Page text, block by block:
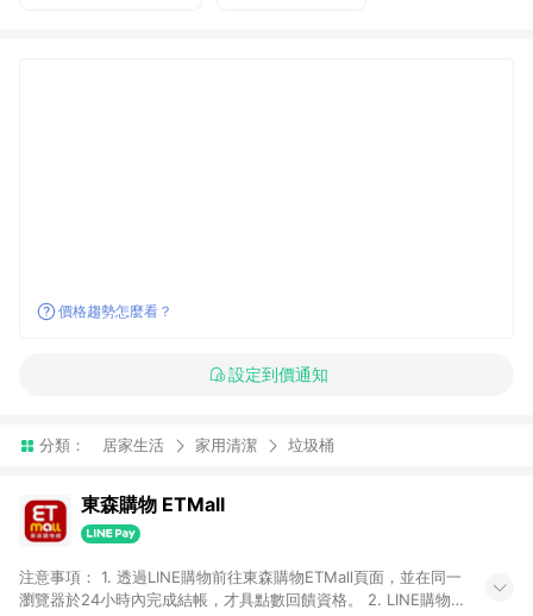
價格趨勢怎麼看？
設定到價通知
分類： 居家生活 家用清潔 垃圾桶
東森購物 ETMall
注意事項： 1. 透過LINE購物前往東森購物ETMall頁面，並在同一
瀏覽器於24小時內完成結帳，才具點數回饋資格。 2. LINE購物